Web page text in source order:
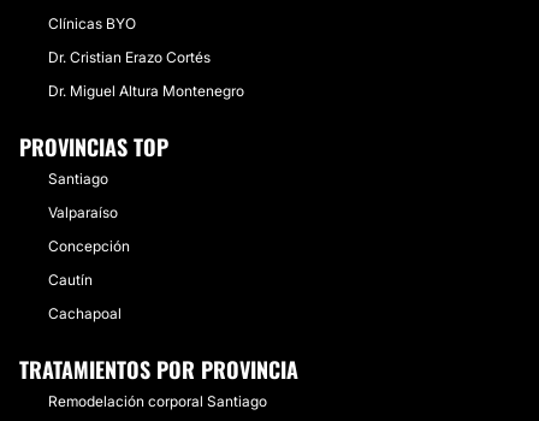
Clínicas BYO
Dr. Cristian Erazo Cortés
Dr. Miguel Altura Montenegro
PROVINCIAS TOP
Santiago
Valparaíso
Concepción
Cautín
Cachapoal
TRATAMIENTOS POR PROVINCIA
Remodelación corporal Santiago